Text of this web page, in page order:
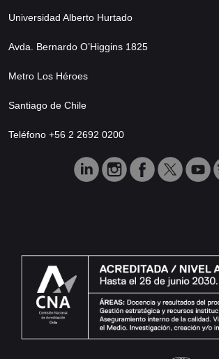
Universidad Alberto Hurtado
Avda. Bernardo O’Higgins 1825
Metro Los Héroes
Santiago de Chile
Teléfono +56 2 2692 0200